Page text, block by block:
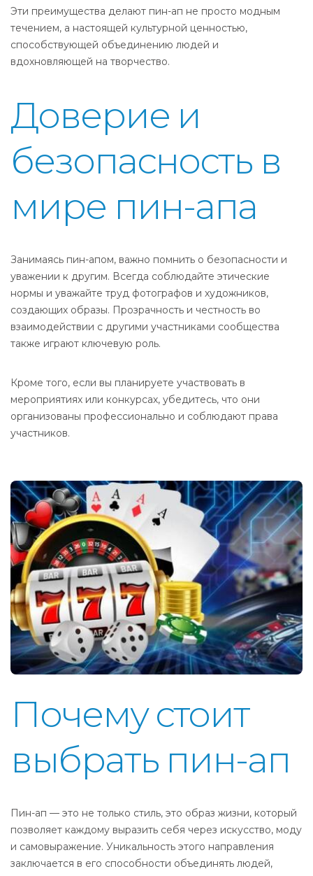
Эти преимущества делают пин-ап не просто модным
течением, а настоящей культурной ценностью,
способствующей объединению людей и
вдохновляющей на творчество.
Доверие и
безопасность в
мире пин-апа
Занимаясь пин-апом, важно помнить о безопасности и
уважении к другим. Всегда соблюдайте этические
нормы и уважайте труд фотографов и художников,
создающих образы. Прозрачность и честность во
взаимодействии с другими участниками сообщества
также играют ключевую роль.
Кроме того, если вы планируете участвовать в
мероприятиях или конкурсах, убедитесь, что они
организованы профессионально и соблюдают права
участников.
Почему стоит
выбрать пин-ап
Пин-ап — это не только стиль, это образ жизни, который
позволяет каждому выразить себя через искусство, моду
и самовыражение. Уникальность этого направления
заключается в его способности объединять людей,